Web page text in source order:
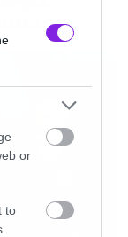
or
to